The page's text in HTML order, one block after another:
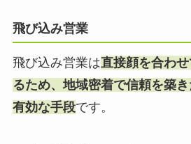
飛び込み営業
飛び込み営業は直接顔を合わ
るため、地域密着で信頼を築
有効な手段です。